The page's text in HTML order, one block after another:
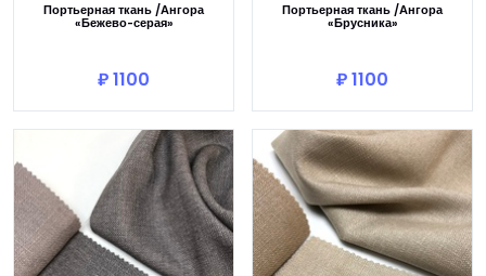
Портьерная ткань /Ангора
«Бежево-серая»
₽ 1100
Портьерная ткань /Ангора
«Брусника»
₽ 1100